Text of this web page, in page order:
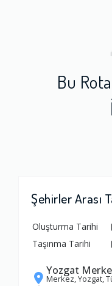
Bu
Şehirler Arası
Oluşturma Tarihi
Taşınma Tarihi
Yozgat
Merkez, Yozgat,